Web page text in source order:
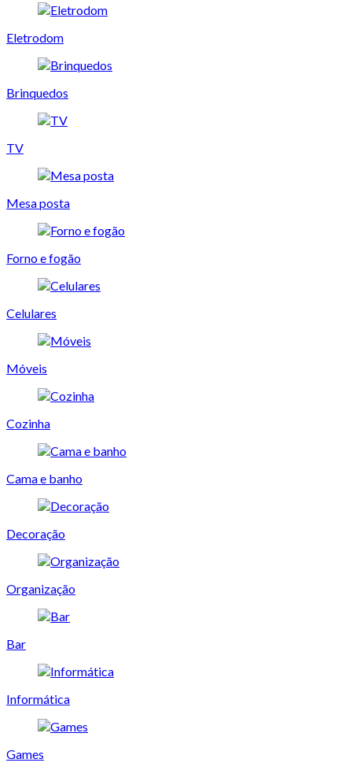
Eletrodom
Brinquedos
TV
Mesa posta
Forno e fogão
Celulares
Móveis
Cozinha
Cama e banho
Decoração
Organização
Bar
Informática
Games